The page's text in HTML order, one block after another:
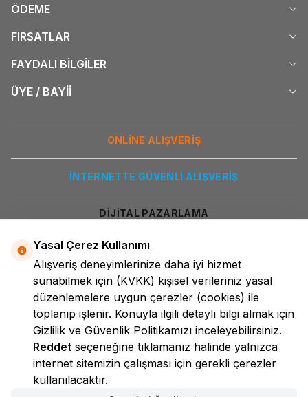
ÖDEME
FIRSATLAR
FAYDALI BİLGİLER
ÜYE / BAYİİ
ONLİNE ALIŞVERİŞ
İNTERNETTE GÜVENLİ ALIŞVERİŞ
DİJİTAL PAZARLAMA
LokmanAVM
Yasal Çerez Kullanımı
Alışveriş deneyimlerinize daha iyi hizmet
sunabilmek için (KVKK) kişisel verileriniz yasal
düzenlemelere uygun çerezler (cookies) ile
toplanıp işlenir. Konuyla ilgili detaylı bilgi almak için
Gizlilik ve Güvenlik Politikamızı inceleyebilirsiniz.
Reddet seçeneğine tıklamanız halinde yalnızca
internet sitemizin çalışması için gerekli çerezler
kullanılacaktır.